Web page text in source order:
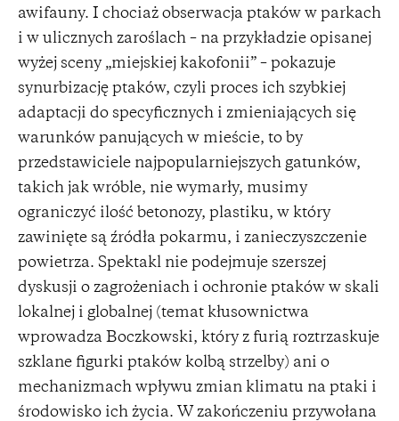
awifauny. I chociaż obserwacja ptaków w parkach
i w ulicznych zaroślach – na przykładzie opisanej
wyżej sceny „miejskiej kakofonii” – pokazuje
synurbizację ptaków, czyli proces ich szybkiej
adaptacji do specyficznych i zmieniających się
warunków panujących w mieście, to by
przedstawiciele najpopularniejszych gatunków,
takich jak wróble, nie wymarły, musimy
ograniczyć ilość betonozy, plastiku, w który
zawinięte są źródła pokarmu, i zanieczyszczenie
powietrza. Spektakl nie podejmuje szerszej
dyskusji o zagrożeniach i ochronie ptaków w skali
lokalnej i globalnej (temat kłusownictwa
wprowadza Boczkowski, który z furią roztrzaskuje
szklane figurki ptaków kolbą strzelby) ani o
mechanizmach wpływu zmian klimatu na ptaki i
środowisko ich życia. W zakończeniu przywołana